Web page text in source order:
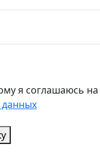
я соглашаюсь на